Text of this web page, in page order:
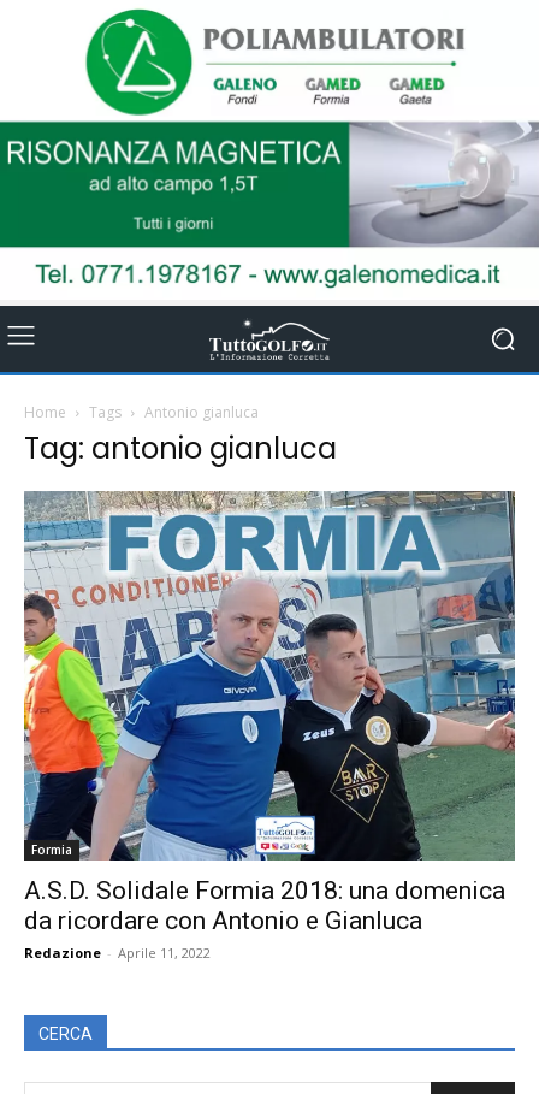
Home Tags Antonio gianluca
Tag: antonio gianluca
Formia
A.S.D. Solidale Formia 2018: una domenica
da ricordare con Antonio e Gianluca
Redazione - Aprile 11, 2022
CERCA